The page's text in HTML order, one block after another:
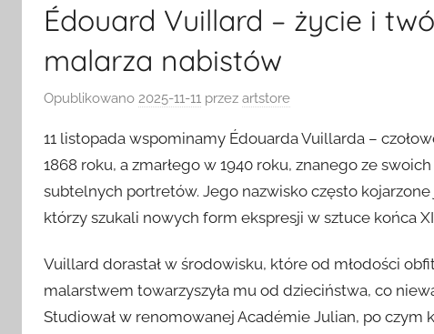
Édouard Vuillard – życie i
malarza nabistów
Opublikowano 2025-11-11 przez artstore
11 listopada wspominamy Édouarda Vuillarda –
1868 roku, a zmarłego w 1940 roku, znanego ze
subtelnych portretów. Jego nazwisko często
którzy szukali nowych form ekspresji w sztuce końca
Vuillard dorastał w środowisku, które od młodości
malarstwem towarzyszyła mu od dzieciństwa, co
Studiował w renomowanej Académie Julian, po